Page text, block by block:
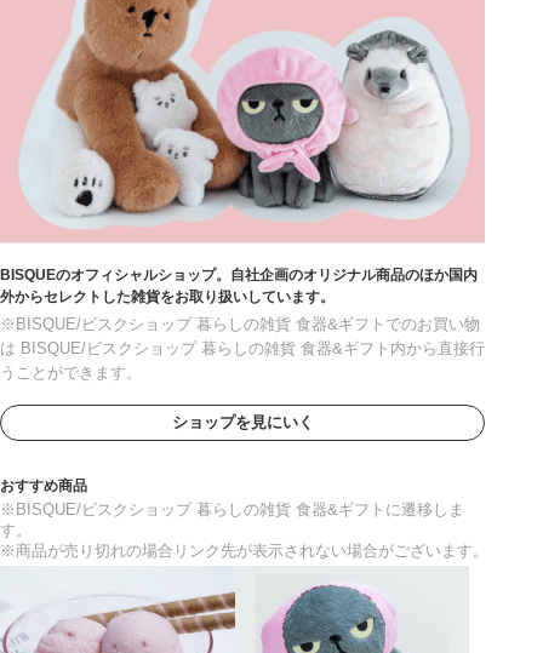
BISQUEのオフィシャルショップ。自社企画のオリジナル商品のほか国内
外からセレクトした雑貨をお取り扱いしています。
※BISQUE/ビスクショップ 暮らしの雑貨 食器&ギフトでのお買い物
は BISQUE/ビスクショップ 暮らしの雑貨 食器&ギフト内から直接行
うことができます。
ショップを見にいく
おすすめ商品
※BISQUE/ビスクショップ 暮らしの雑貨 食器&ギフトに遷移しま
す。
※商品が売り切れの場合リンク先が表示されない場合がございます。